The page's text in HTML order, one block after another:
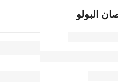
البولو